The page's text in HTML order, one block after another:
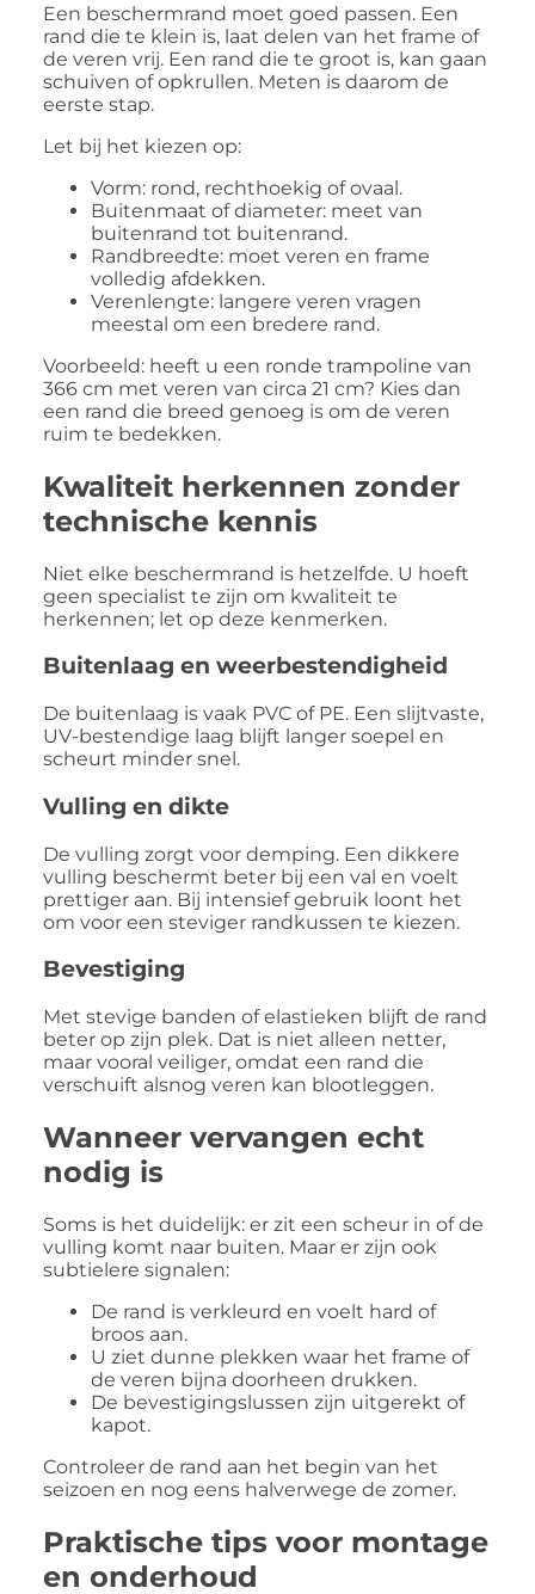
Een beschermrand moet goed passen. Een
rand die te klein is, laat delen van het frame of
de veren vrij. Een rand die te groot is, kan gaan
schuiven of opkrullen. Meten is daarom de
eerste stap.
Let bij het kiezen op:
Vorm: rond, rechthoekig of ovaal.
Buitenmaat of diameter: meet van
buitenrand tot buitenrand.
Randbreedte: moet veren en frame
volledig afdekken.
Verenlengte: langere veren vragen
meestal om een bredere rand.
Voorbeeld: heeft u een ronde trampoline van
366 cm met veren van circa 21 cm? Kies dan
een rand die breed genoeg is om de veren
ruim te bedekken.
Kwaliteit herkennen zonder
technische kennis
Niet elke beschermrand is hetzelfde. U hoeft
geen specialist te zijn om kwaliteit te
herkennen; let op deze kenmerken.
Buitenlaag en weerbestendigheid
De buitenlaag is vaak PVC of PE. Een slijtvaste,
UV-bestendige laag blijft langer soepel en
scheurt minder snel.
Vulling en dikte
De vulling zorgt voor demping. Een dikkere
vulling beschermt beter bij een val en voelt
prettiger aan. Bij intensief gebruik loont het
om voor een steviger randkussen te kiezen.
Bevestiging
Met stevige banden of elastieken blijft de rand
beter op zijn plek. Dat is niet alleen netter,
maar vooral veiliger, omdat een rand die
verschuift alsnog veren kan blootleggen.
Wanneer vervangen echt
nodig is
Soms is het duidelijk: er zit een scheur in of de
vulling komt naar buiten. Maar er zijn ook
subtielere signalen:
De rand is verkleurd en voelt hard of
broos aan.
U ziet dunne plekken waar het frame of
de veren bijna doorheen drukken.
De bevestigingslussen zijn uitgerekt of
kapot.
Controleer de rand aan het begin van het
seizoen en nog eens halverwege de zomer.
Praktische tips voor montage
en onderhoud